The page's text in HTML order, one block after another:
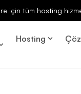
için tüm hosting
Hosting